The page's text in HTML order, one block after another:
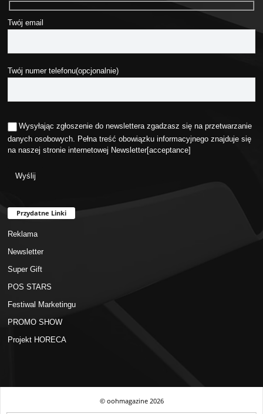
Twój email
Twój numer telefonu(opcjonalnie)
Wysyłając zgłoszenie do newslettera zgadzasz się na przetwarzanie
danych osobowych. Pełna treść obowiązku informacyjnego znajduje się
na naszej stronie internetowej Newsletter[acceptance]
Przydatne Linki
Reklama
Newsletter
Super Gift
POS STARS
Festiwal Marketingu
PROMO SHOW
Projekt HORECA
© oohmagazine2026